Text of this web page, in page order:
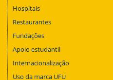
Hospitais
Restaurantes
Fundações
Apoio estudantil
Internacionalização
Uso da marca UFU